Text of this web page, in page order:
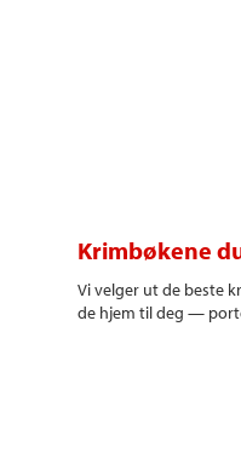
Krimbøkene
Vi velger ut de beste
de hjem til deg —